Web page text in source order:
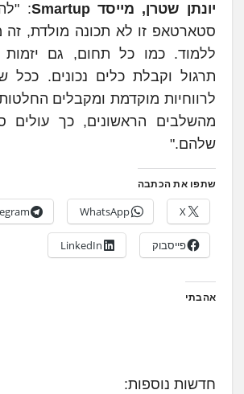
יונתן שטרן, מייסד Smartup
:
סטארטאפ זו לא תכונה מולדת,
ללמוד. כמו כל תחום, גם
תרגול וקבלת כלים נכונים. ככל
לרווחיות מוקדמת ומקבלים
מהשלבים הראשונים, כך עולים
שלהם."
שתפו את הכתבה
X
WhatsApp
פייסבוק LinkedIn
אהבתי
חדשות נוספות: